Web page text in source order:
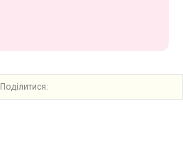
Поділитися: